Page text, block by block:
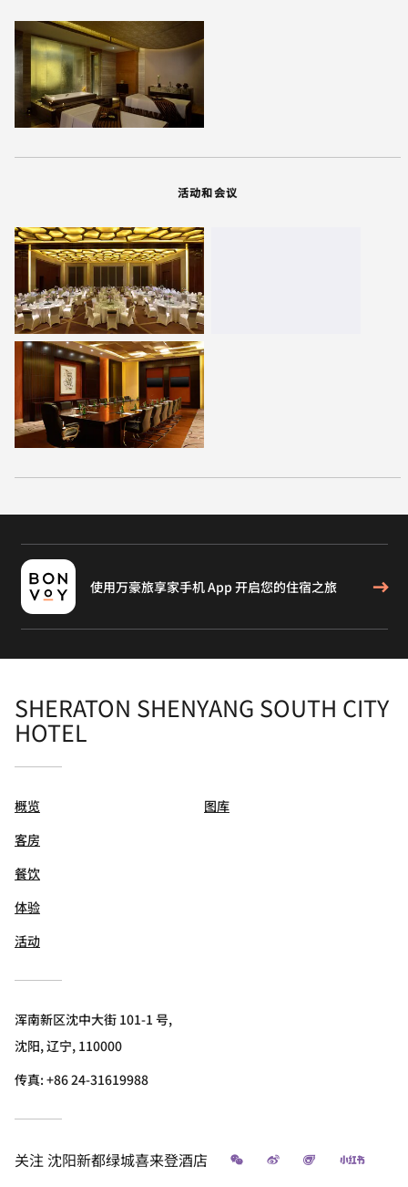
活动和会议
使用万豪旅享家手机 App 开启您的住宿之旅
SHERATON SHENYANG SOUTH CITY
HOTEL
概览
客房
餐饮
体验
活动
图库
浑南新区沈中大街 101-1 号,
沈阳, 辽宁, 110000
传真:+86 24-31619988
关注 沈阳新都绿城喜来登酒店 微信 微博 飞猪 小红书